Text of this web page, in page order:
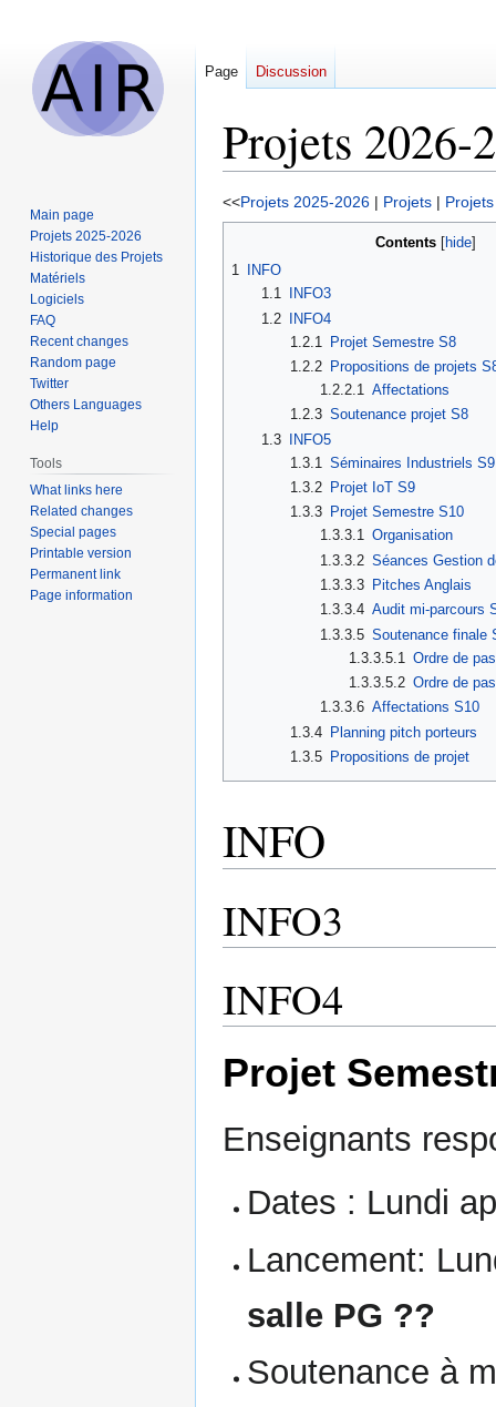
Projets 2026-
Jump
to
Jump
to
<<Projets 2025-2026 | Projets |
Contents
1
INFO
1.1
INFO3
1.2
INFO4
1.2.1
Projet Semestre S8
1.2.2 Propositions de projets
1.2.2.1 Affectations
1.2.3 Soutenance projet S8
1.3
INFO5
1.3.1
Séminaires Industriels S9
1.3.2 Projet IoT S9
1.3.3 Projet Semestre S10
1.3.3.1 Organisation
1.3.3.2 Séances Gestion
1.3.3.3
Pitches Anglais
1.3.3.4 Audit mi-parcours
1.3.3.5 Soutenance finale
1.3.3.5.1
Ordre de
1.3.3.5.2 Ordre de
1.3.3.6 Affectations S10
1.3.4 Planning pitch porteurs
1.3.5 Propositions de projet
INFO
INFO3
INFO4
Projet
Enseignants
Dates : Lundi
Lancement:
salle PG ??
Soutenance à
Page Discussion
Main page
Projets 2025-2026
Historique des Projets
Matériels
Logiciels
FAQ
Recent changes
Random page
Twitter
Others Languages
Help
Tools
What links here
Related changes
Special pages
Printable version
Permanent link
Page information